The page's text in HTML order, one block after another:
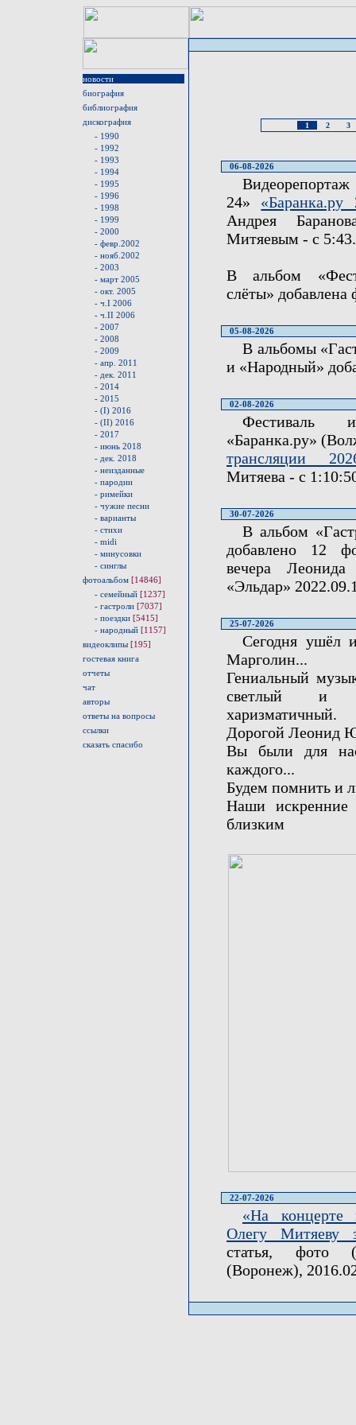
новости
биография
библиография
дискография
- 1990
- 1992
- 1993
- 1994
- 1995
- 1996
- 1998
- 1999
- 2000
- февр.2002
- нояб.2002
- 2003
- март 2005
- окт. 2005
- ч.I 2006
- ч.II 2006
- 2007
- 2008
- 2009
- апр. 2011
- дек. 2011
- 2014
- 2015
- (I) 2016
- (II) 2016
- 2017
- июнь 2018
- дек. 2018
- неизданные
- пародии
- римейки
- чужие песни
- варианты
- стихи
- midi
- минусовки
- синглы
фотоальбом [14846]
- семейный [1237]
- гастроли [7037]
- поездки [5415]
- народный [1157]
видеоклипы [195]
гостевая книга
отчеты
чат
авторы
ответы на вопросы
ссылки
сказать спасибо
1 2 3
06-08-2026
24» «Баранка.ру
Андрея
Митяевым - с 5:43.
В альбом
слёты» добавлена
05-08-2026
В альбомы
и «Народный»
02-08-2026
Фестиваль
«Баранка.ру»
трансляции
Митяева - с
30-07-2026
В альбом
добавлено 12
вечера
«Эльдар»
25-07-2026
Сегодня ушёл
Марголин...
Гениальный
светлый и
харизматичный.
Дорогой Леонид
Вы были для
каждого...
Будем помнить и
Наши искренние
близким
22-07-2026
«На
Олегу Митяеву
статья, фото
(Воронеж),